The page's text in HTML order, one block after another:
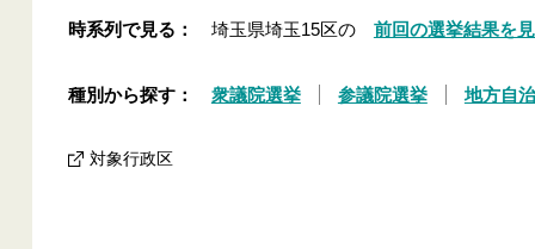
時系列で見る： 埼玉県埼玉15区の 前回の選挙結果を
種別から探す： 衆議院選挙 参議院選挙 地方自
対象行政区